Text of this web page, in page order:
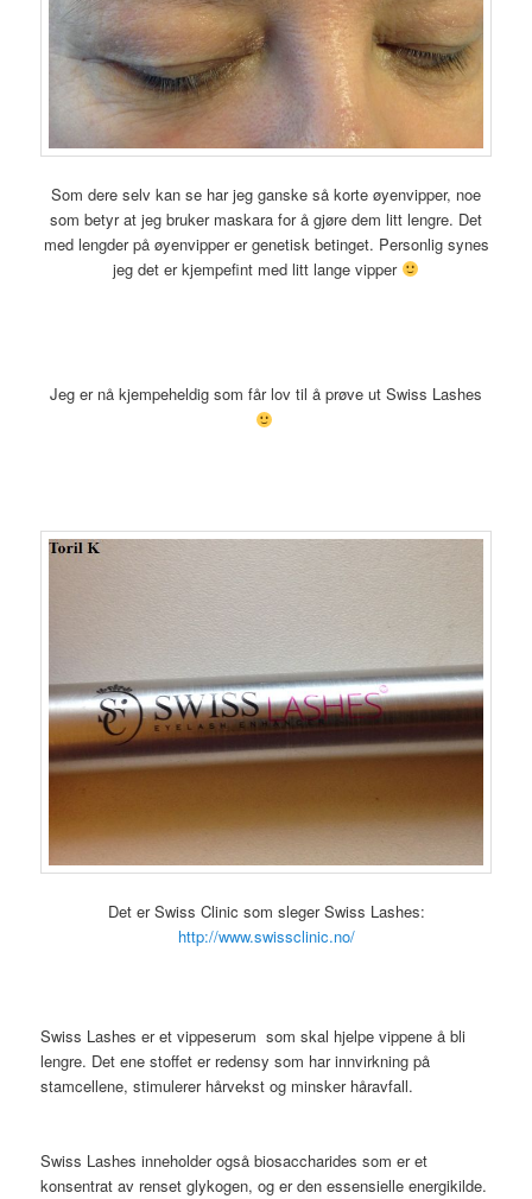
Som dere selv kan se har jeg ganske så korte øyenvipper, noe
som betyr at jeg bruker maskara for å gjøre dem litt lengre. Det
med lengder på øyenvipper er genetisk betinget. Personlig synes
jeg det er kjempefint med litt lange vipper
Jeg er nå kjempeheldig som får lov til å prøve ut Swiss Lashes
Det er Swiss Clinic som sleger Swiss Lashes:
http://www.swissclinic.no/
Swiss Lashes er et vippeserum som skal hjelpe vippene å bli
lengre. Det ene stoffet er redensy som har innvirkning på
stamcellene, stimulerer hårvekst og minsker håravfall.
Swiss Lashes inneholder også biosaccharides som er et
konsentrat av renset glykogen, og er den essensielle energikilde.